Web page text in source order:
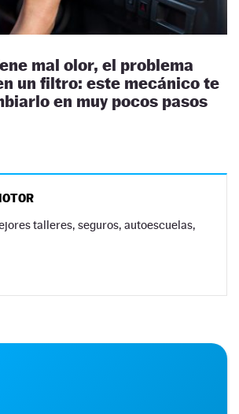
mal olor, el problema
un filtro: este mecánico te
en muy pocos pasos
talleres, seguros, autoescuelas,